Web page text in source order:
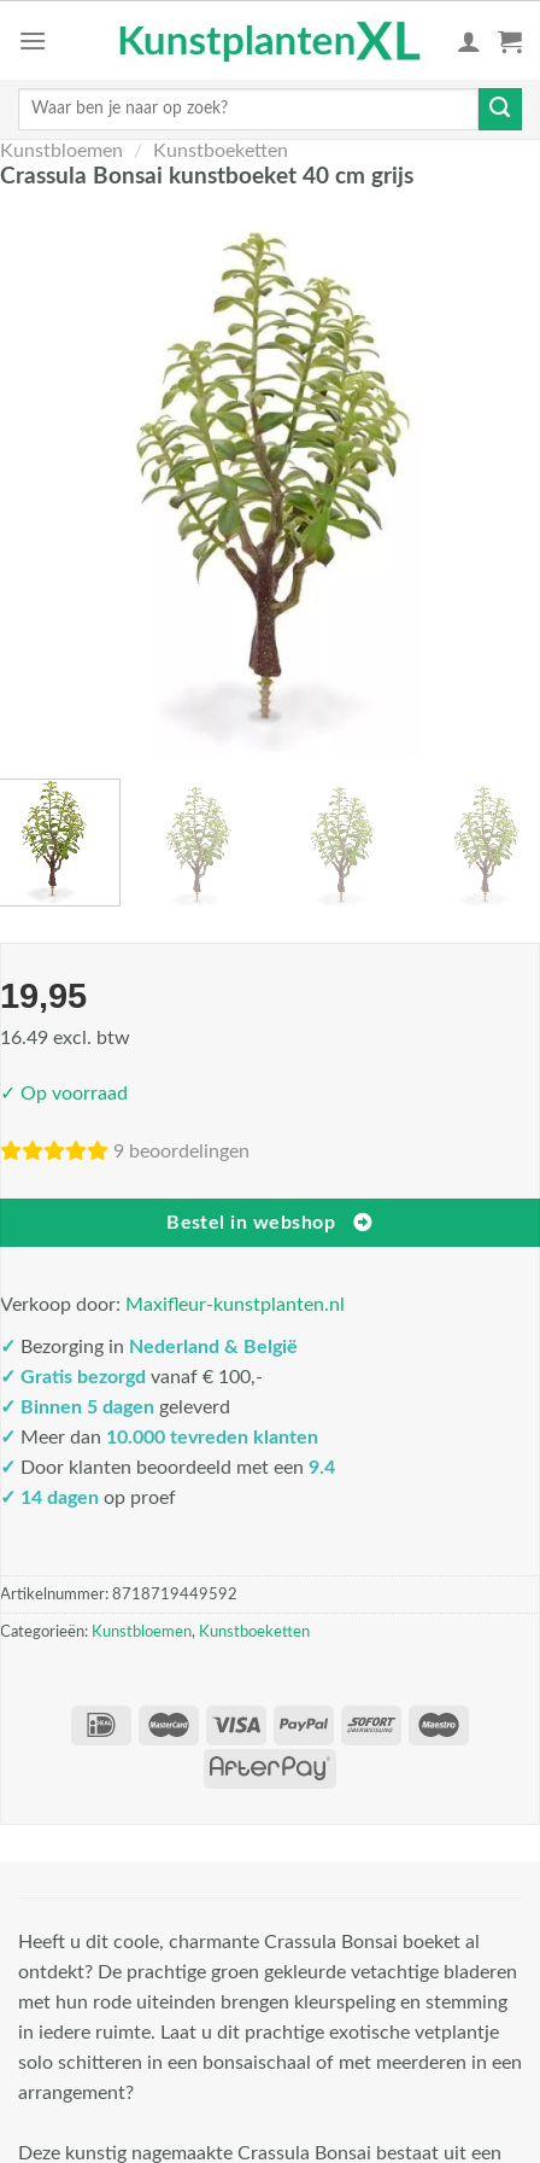
Zoeken
Kunstbloemen / Kunstboeketten
Crassula Bonsai kunstboeket 40 cm grijs
19,95
16.49 excl. btw
✓ Op voorraad
9 beoordelingen
Bestel in webshop
Verkoop door: Maxifleur-kunstplanten.nl
✓ Bezorging in Nederland & België
✓ Gratis bezorgd vanaf € 100,-
✓ Binnen 5 dagen geleverd
✓ Meer dan 10.000 tevreden klanten
✓ Door klanten beoordeeld met een 9.4
✓ 14 dagen op proef
Artikelnummer: 8718719449592
Categorieën: Kunstbloemen, Kunstboeketten
Heeft u dit coole, charmante Crassula Bonsai boeket al
ontdekt? De prachtige groen gekleurde vetachtige bladeren
met hun rode uiteinden brengen kleurspeling en stemming
in iedere ruimte. Laat u dit prachtige exotische vetplantje
solo schitteren in een bonsaischaal of met meerderen in een
arrangement?
Deze kunstig nagemaakte Crassula Bonsai bestaat uit een